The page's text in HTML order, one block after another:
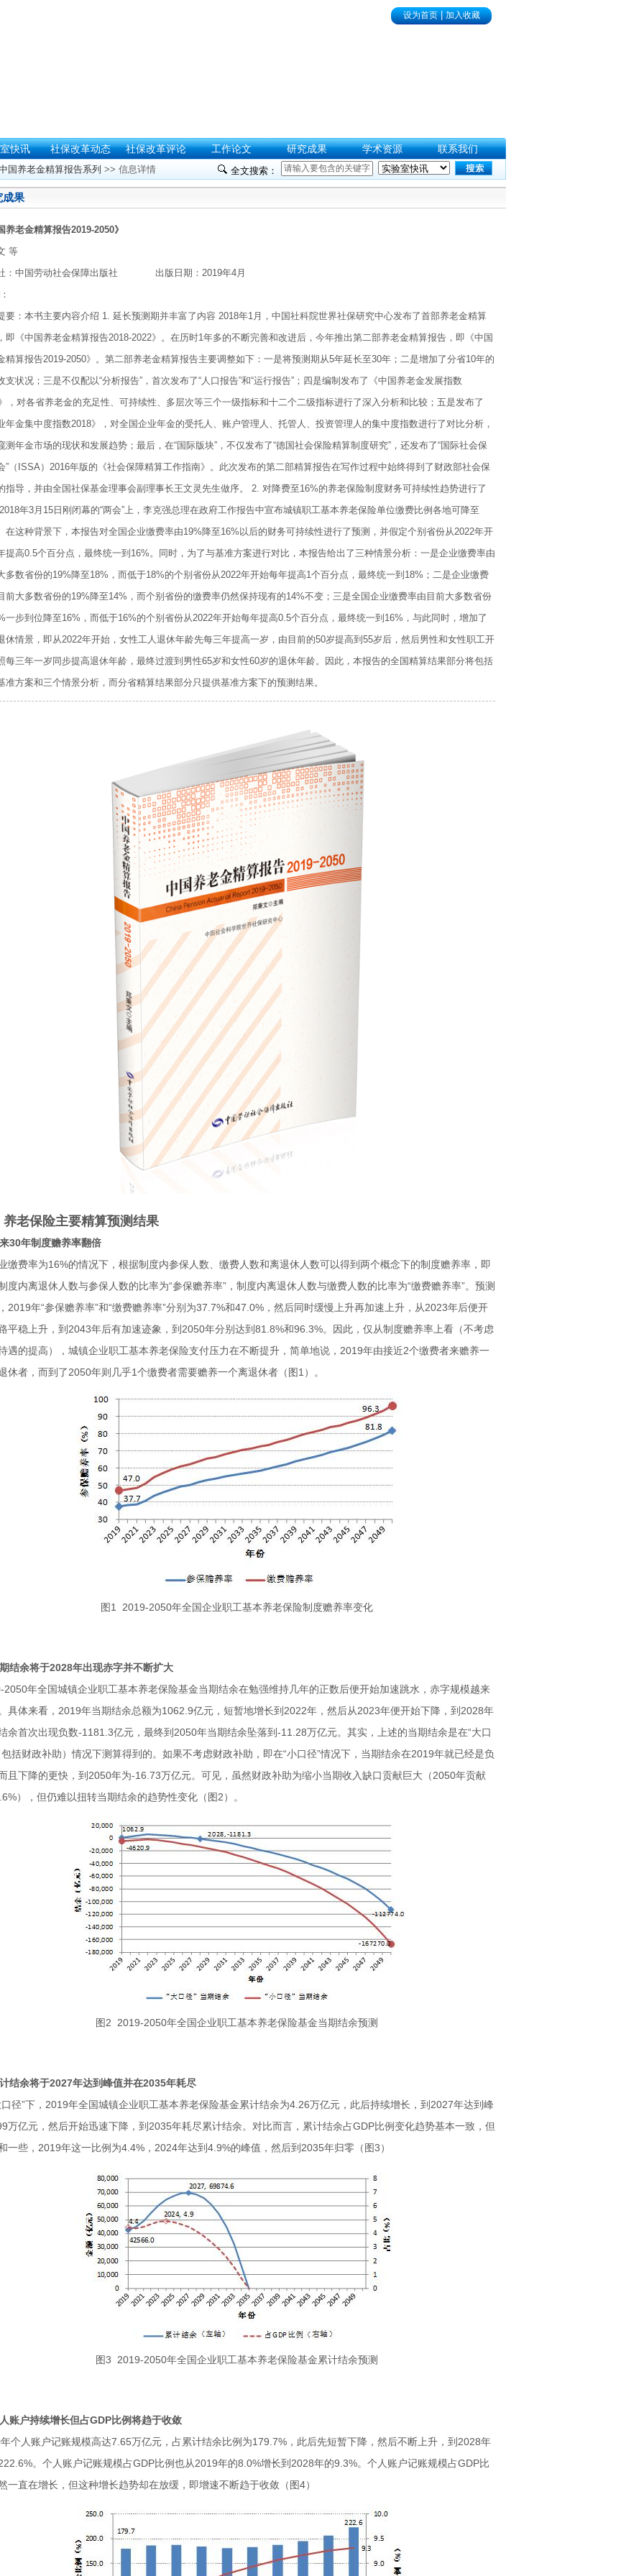
设为首页|加入收藏
快讯 社保改革动态 社保改革评论 工作论文 研究成果 学术资源
联系我们
国养老金精算报告系列 >> 信息详情 全文搜索：
成果
养老金精算报告2019-2050》
等
： 中国劳动社会保障出版社 出版日期： 2019年4月
要： 本书主要内容介绍 1. 延长预测期并丰富了内容 2018年1月，中国社科院世界社保研究中心发布了首部养老金精算
即《中国养老金精算报告2018-2022》。在历时1年多的不断完善和改进后，今年推出第二部养老金精算报告，即《中国
精算报告2019-2050》。第二部养老金精算报告主要调整如下：一是将预测期从5年延长至30年；二是增加了分省10年的
支状况；三是不仅配以“分析报告”，首次发布了“人口报告”和“运行报告”；四是编制发布了《中国养老金发展指数
，对各省养老金的充足性、可持续性、多层次等三个一级指标和十二个二级指标进行了深入分析和比较；五是发布了
年金集中度指数2018》，对全国企业年金的受托人、账户管理人、托管人、投资管理人的集中度指数进行了对比分析，
测年金市场的现状和发展趋势；最后，在“国际版块”，不仅发布了“德国社会保险精算制度研究”，还发布了“国际社会保
”（ISSA）2016年版的《社会保障精算工作指南》。此次发布的第二部精算报告在写作过程中始终得到了财政部社会保
指导，并由全国社保基金理事会副理事长王文灵先生做序。 2. 对降费至16%的养老保险制度财务可持续性趋势进行了
年3月15日刚闭幕的“两会”上，李克强总理在政府工作报告中宣布城镇职工基本养老保险单位缴费比例各地可降至
在这种背景下，本报告对全国企业缴费率由19%降至16%以后的财务可持续性进行了预测，并假定个别省份从2022年开
提高0.5个百分点，最终统一到16%。同时，为了与基准方案进行对比，本报告给出了三种情景分析：一是企业缴费率由
多数省份的19%降至18%，而低于18%的个别省份从2022年开始每年提高1个百分点，最终统一到18%；二是企业缴费
前大多数省份的19%降至14%，而个别省份的缴费率仍然保持现有的14%不变；三是全国企业缴费率由目前大多数省份
一步到位降至16%，而低于16%的个别省份从2022年开始每年提高0.5个百分点，最终统一到16%，与此同时，增加了
休情景，即从2022年开始，女性工人退休年龄先每三年提高一岁，由目前的50岁提高到55岁后，然后男性和女性职工开
每三年一岁同步提高退休年龄，最终过渡到男性65岁和女性60岁的退休年龄。因此，本报告的全国精算结果部分将包括
准方案和三个情景分析，而分省精算结果部分只提供基准方案下的预测结果。
养老保险主要精算预测结果
30年制度赡养率翻倍
缴费率为16%的情况下，根据制度内参保人数、缴费人数和离退休人数可以得到两个概念下的制度赡养率，即
度内离退休人数与参保人数的比率为“参保赡养率”，制度内离退休人数与缴费人数的比率为“缴费赡养率”。预测
2019年“参保赡养率”和“缴费赡养率”分别为37.7%和47.0%，然后同时缓慢上升再加速上升，从2023年后便开
平稳上升，到2043年后有加速迹象，到2050年分别达到81.8%和96.3%。因此，仅从制度赡养率上看（不考虑
遇的提高），城镇企业职工基本养老保险支付压力在不断提升，简单地说，2019年由接近2个缴费者来赡养一
休者，而到了2050年则几乎1个缴费者需要赡养一个离退休者（图1）。
图1 2019-2050年全国企业职工基本养老保险制度赡养率变化
结余将于2028年出现赤字并不断扩大
2050年全国城镇企业职工基本养老保险基金当期结余在勉强维持几年的正数后便开始加速跳水，赤字规模越来
具体来看，2019年当期结余总额为1062.9亿元，短暂地增长到2022年，然后从2023年便开始下降，到2028年
余首次出现负数-1181.3亿元，最终到2050年当期结余坠落到-11.28万亿元。其实，上述的当期结余是在“大口
包括财政补助）情况下测算得到的。如果不考虑财政补助，即在“小口径”情况下，当期结余在2019年就已经是负
且下降的更快，到2050年为-16.73万亿元。可见，虽然财政补助为缩小当期收入缺口贡献巨大（2050年贡献
），但仍难以扭转当期结余的趋势性变化（图2）。
图2 2019-2050年全国企业职工基本养老保险基金当期结余预测
结余将于2027年达到峰值并在2035年耗尽
口径”下，2019年全国城镇企业职工基本养老保险基金累计结余为4.26万亿元，此后持续增长，到2027年达到峰
万亿元，然后开始迅速下降，到2035年耗尽累计结余。对比而言，累计结余占GDP比例变化趋势基本一致，但
一些，2019年这一比例为4.4%，2024年达到4.9%的峰值，然后到2035年归零（图3）
图3 2019-2050年全国企业职工基本养老保险基金累计结余预测
账户持续增长但占GDP比例将趋于收敛
个人账户记账规模高达7.65万亿元，占累计结余比例为179.7%，此后先短暂下降，然后不断上升，到2028年
。个人账户记账规模占GDP比例也从2019年的8.0%增长到2028年的9.3%。个人账户记账规模占GDP比
一直在增长，但这种增长趋势却在放缓，即增速不断趋于收敛（图4）